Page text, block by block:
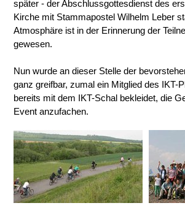
später - der Abschlussgottesdienst des
Kirche mit Stammapostel Wilhelm Leber
Atmosphäre ist in der Erinnerung der
gewesen.
Nun wurde an dieser Stelle der
ganz greifbar, zumal ein Mitglied des
bereits mit dem IKT-Schal bekleidet, die
Event anzufachen.